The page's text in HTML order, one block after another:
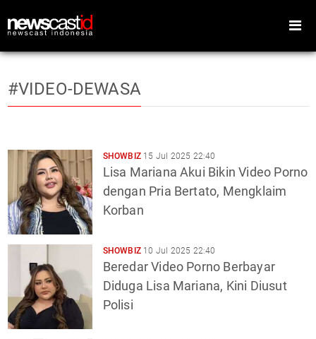
Gaya Hidup
Teknologi
Games
Sports
#VIDEO-DEWASA
SHOWBIZ15 Jul 2025 22:40
Lisa Mariana Akui Bikin Video Porno
dengan Pria Bertato, Mengklaim
Korban
SHOWBIZ10 Jul 2025 22:40
Beredar Video Porno Berbayar
Diduga Lisa Mariana, Kini Diusut
Polisi